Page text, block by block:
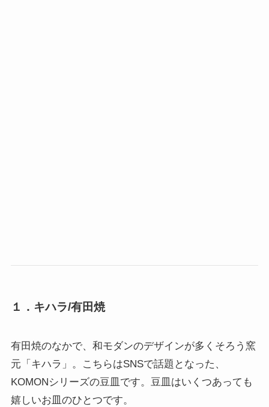
１．キハラ/有田焼
有田焼のなかで、和モダンのデザインが多くそろう窯
元「キハラ」。こちらはSNSで話題となった、
KOMONシリーズの豆皿です。豆皿はいくつあっても
嬉しいお皿のひとつです。